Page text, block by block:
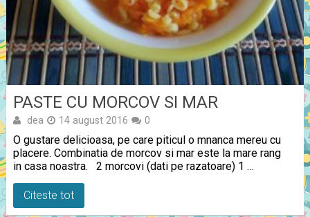
PASTE CU MORCOV SI MAR
dea 14 august 2016 0
O gustare delicioasa, pe care piticul o mnanca mereu cu
placere. Combinatia de morcov si mar este la mare rang
in casa noastra. 2 morcovi (dati pe razatoare) 1 …
Citeste tot